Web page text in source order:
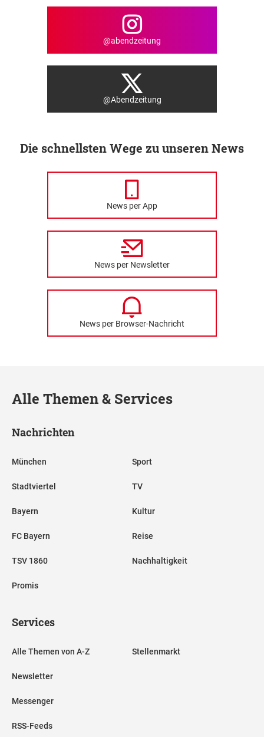
@abendzeitung
@Abendzeitung
Die schnellsten Wege zu unseren News
News per App
News per Newsletter
News per Browser-Nachricht
Alle Themen & Services
Nachrichten
München
Stadtviertel
Bayern
FC Bayern
TSV 1860
Promis
Sport
TV
Kultur
Reise
Nachhaltigkeit
Services
Alle Themen von A-Z
Newsletter
Messenger
RSS-Feeds
Stellenmarkt